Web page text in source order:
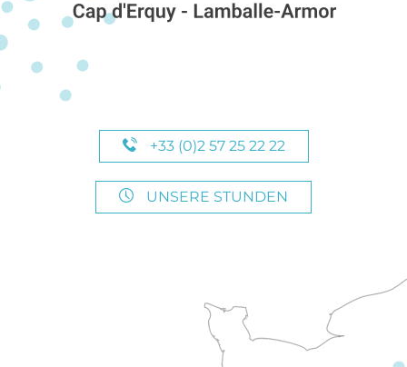
+33 (0)2 57 25 22 22
UNSERE STUNDEN